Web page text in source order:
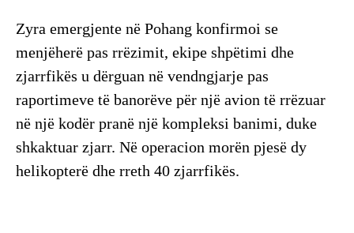
Zyra emergjente në Pohang konfirmoi se
menjëherë pas rrëzimit, ekipe shpëtimi dhe
zjarrfikës u dërguan në vendngjarje pas
raportimeve të banorëve për një avion të rrëzuar
në një kodër pranë një kompleksi banimi, duke
shkaktuar zjarr. Në operacion morën pjesë dy
helikopterë dhe rreth 40 zjarrfikës.